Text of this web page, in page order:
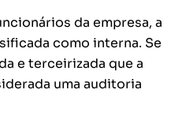
da empresa, a
como interna. Se
e terceirizada que a
uma auditoria